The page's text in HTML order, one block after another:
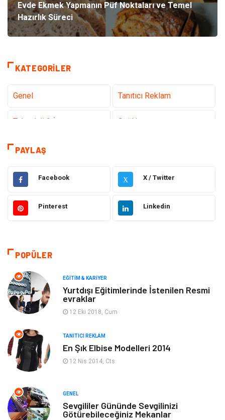
Evde Ekmek Yapmanın Püf Noktaları ve Temel
Hazırlık Süreci
KATEGORILER
Genel Tanıtıcı Reklam
Teknoloji & İnternet Sağlık
Hizmet
Hukuk Emlak
Otomotiv Sağlıklı Yaşam
Moda
Makine
Elektronik
Ev Dekorasyon Organizasyon
Anne & Çocuk Genel Kültür
PAYLAŞ
Facebook X X / Twitter
Pinterest Linkedin
POPÜLER
EĞITIM & KARIYER
Yurtdışı Eğitimlerinde İstenilen Resmi
evraklar
12 Eki 2018, Cum
TANITICI REKLAM
En Şık Elbise Modelleri 2014
12 Nis 2014, Cts
GENEL
Sevgililer Gününde Sevgilinizi
Götürebileceğiniz Mekanlar